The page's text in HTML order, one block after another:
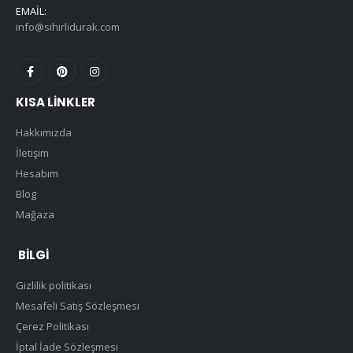
EMAIL:
info@sihirlidurak.com
KISA LINKLER
Hakkımızda
İletişim
Hesabım
Blog
Mağaza
BILGI
Gizlilik politikası
Mesafeli Satış Sözleşmesi
Çerez Politikası
İptal İade Sözleşmesi